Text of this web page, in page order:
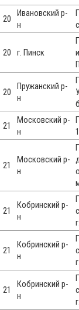
20
Ивановский р-
н
20 г. Пинск
20
Пружанский р-
н
21
Московский р-
н
21
Московский р-
н
21
Кобринский р-
н
21
Кобринский р-
н
21
Кобринский р-
н